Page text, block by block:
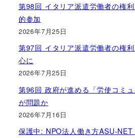
第98回 イタリア派遣労働者の権
的参加
2026年7月25日
第97回 イタリア派遣労働者の権
心に
2026年7月25日
第96回 政府が進める「労使コミ
が問題か
2026年7月16日
保護中: NPO法人働き方ASU-